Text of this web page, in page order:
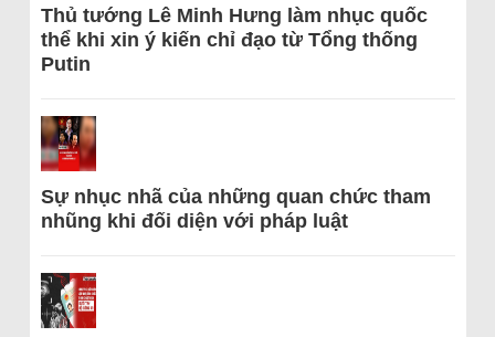
Thủ tướng Lê Minh Hưng làm nhục quốc
thể khi xin ý kiến chỉ đạo từ Tổng thống
Putin
Sự nhục nhã của những quan chức tham
nhũng khi đối diện với pháp luật